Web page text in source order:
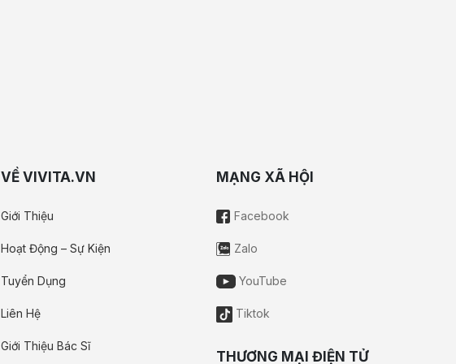
VỀ VIVITA.VN
Giới Thiệu
Hoạt Động – Sự Kiện
Tuyển Dụng
Liên Hệ
Giới Thiệu Bác Sĩ
MẠNG XÃ HỘI
Facebook
Zalo
YouTube
Tiktok
THƯƠNG MẠI ĐIỆN TỬ